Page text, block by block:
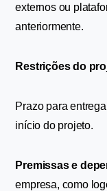
externos ou
anteriormente.
Restrições do
Prazo para
início do projeto.
Premissas e
empresa, como